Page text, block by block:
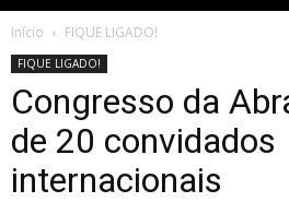
Início FIQUE LIGADO!
FIQUE LIGADO!
Congresso da
de 20 convidados
internacionais